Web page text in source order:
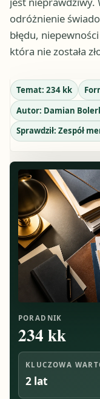
odróżnienie
błędu,
która nie została
Temat: 234 kk
Autor: Damian
Sprawdził: Zespół
PORADNIK
234 kk
KLUCZOWA
2 lat